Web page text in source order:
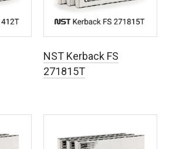
NST Kerback FS
271815T